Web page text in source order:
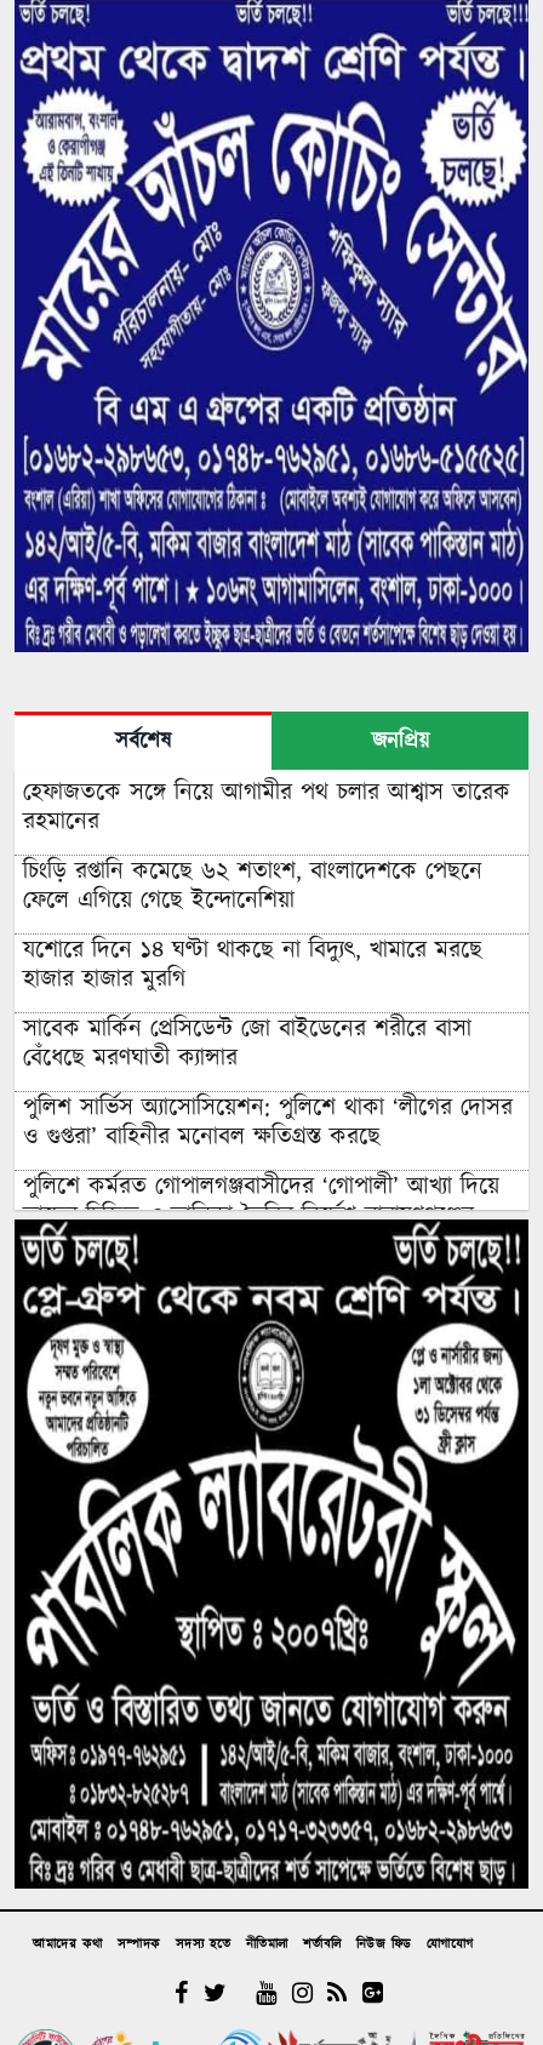
সর্বশেষ জনপ্রিয়
হেফাজতকে সঙ্গে নিয়ে আগামীর পথ চলার আশ্বাস তারেক
রহমানের
চিংড়ি রপ্তানি কমেছে ৬২ শতাংশ, বাংলাদেশকে পেছনে
ফেলে এগিয়ে গেছে ইন্দোনেশিয়া
যশোরে দিনে ১৪ ঘণ্টা থাকছে না বিদ্যুৎ, খামারে মরছে
হাজার হাজার মুরগি
সাবেক মার্কিন প্রেসিডেন্ট জো বাইডেনের শরীরে বাসা
বেঁধেছে মরণঘাতী ক্যান্সার
পুলিশ সার্ভিস অ্যাসোসিয়েশন: পুলিশে থাকা ‘লীগের দোসর
ও গুপ্তরা’ বাহিনীর মনোবল ক্ষতিগ্রস্ত করছে
পুলিশে কর্মরত গোপালগঞ্জবাসীদের ‘গোপালী’ আখ্যা দিয়ে
তাদের চিহ্নিত ও তালিকা তৈরির নির্দেশ নারায়ণগঞ্জের
এমপির
বিদেশি ত্রাণের লোভে ৯ বছর ধরে রোহিঙ্গা সেজে নিবন্ধিত
হাজার হাজার বাংলাদেশি ফেঁসে গেলেন এনআইডি-
পাসপোর্ট করতে গিয়ে
এক সপ্তাহে ডিমের দাম বাড়ল দেড়গুণ, ডজন ঠেকল ১৮০
টাকায়: সিন্ডিকেট ভাঙবে কে?
১০০ কোটি টাকার জীবনরক্ষাকারী যন্ত্র অচল: অথচ সচল
যন্ত্র ‘নষ্ট’ দেখিয়ে লোপাট অর্ধকোটি টাকা
সাতক্ষীরায় ছাত্রদলের ১০ নেতাকর্মীকে পিটুনি দিয়ে
হাসপাতালে পাঠাল ছাত্রলীগ
ত্রুটিপূর্ণ আইনে কাজী জেসিনকে বিটিভির ডিজি নিয়োগ,
সমালোচনার মুখে সংশোধনের চেষ্টা সরকারের
কাশিয়ানীতে একযোগে আওয়ামী লীগের ১০ নেতার
পদত্যাগ
আত্রাইয়ে মধ্যযুগীয় কায়দায় জরিমানা আদায় অনাদায়ে
সমাজচ্যুতের হুমকি
অনুমতি ছাড়া কারও ছবি তোলা কি অপরাধ?
আমাদের কথা সম্পাদক সদস্য হতে নীতিমালা শর্তাবলি নিউজ ফিড যোগাযোগ